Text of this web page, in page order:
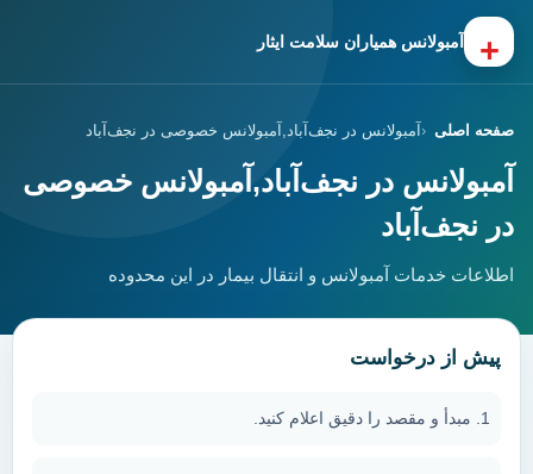
+ آمبولانس همیاران سلامت ایثار
صفحه اصلی آمبولانس در نجف‌آباد,آمبولانس خصوصی در نجف‌آباد
آمبولانس در نجف‌آباد,آمبولانس خصوصی
در نجف‌آباد
اطلاعات خدمات آمبولانس و انتقال بیمار در این محدوده
پیش از درخواست
مبدأ و مقصد را دقیق اعلام کنید.